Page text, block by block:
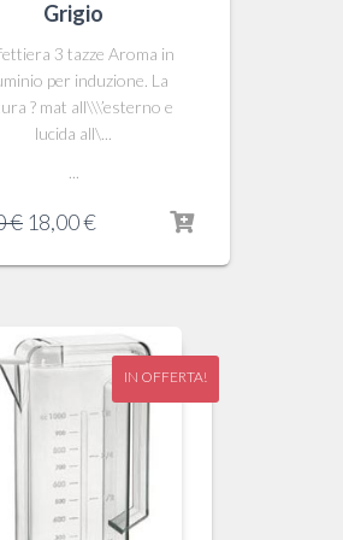
Grigio
3 tazze Aroma in
per induzione. La
? mat all\\\’esterno e
lucida all\...
€ Il
originale
18,00€Il
attuale
IN OFFERTA!